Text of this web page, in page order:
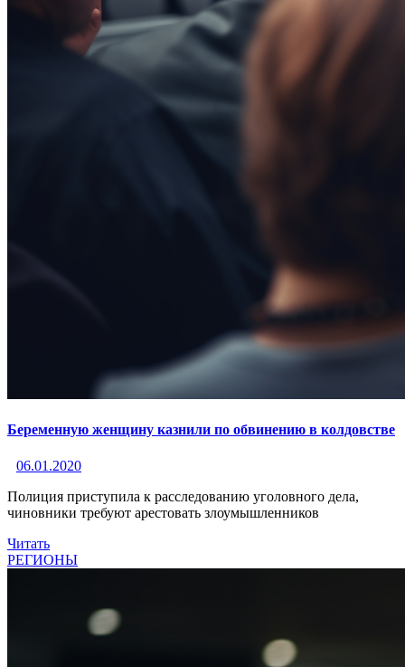
Беременную женщину казнили по обвинению в колдовстве
06.01.2020
Полиция приступила к расследованию уголовного дела,
чиновники требуют арестовать злоумышленников
Читать
РЕГИОНЫ